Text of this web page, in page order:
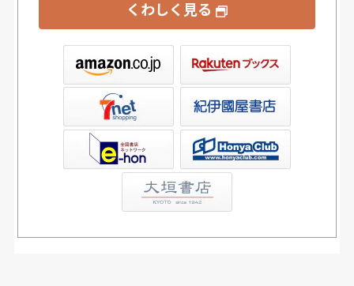
くわしく見る
書店ウェブストア